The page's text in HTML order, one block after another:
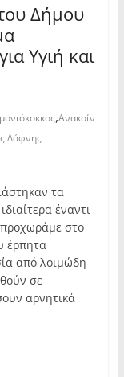
Δήμου
Υγιή και
,Ανακοίν
Δάφνης
τα
έναντι
προχωράμε στο
έρπητα
από λοιμώδη
σε
αρνητικά